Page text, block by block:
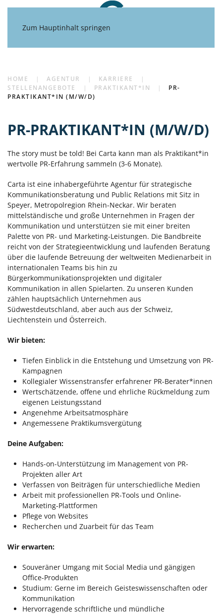
Zum Hauptinhalt springen
HOME AGENTUR
KARRIERE
STELLENANGEBOTE
PRAKTIKANT*IN
PR-
PRAKTIKANT*IN (M/W/D)
PR-PRAKTIKANT*IN (M/W/D)
The story must be told! Bei Carta kann man als Praktikant*in
wertvolle PR-Erfahrung sammeln (3-6 Monate).
Carta ist eine inhabergeführte Agentur für strategische
Kommunikationsberatung und Public Relations mit Sitz in
Speyer, Metropolregion Rhein-Neckar. Wir beraten
mittelständische und große Unternehmen in Fragen der
Kommunikation und unterstützen sie mit einer breiten
Palette von PR- und Marketing-Leistungen. Die Bandbreite
reicht von der Strategieentwicklung und laufenden Beratung
über die laufende Betreuung der weltweiten Medienarbeit in
internationalen Teams bis hin zu
Bürgerkommunikationsprojekten und digitaler
Kommunikation in allen Spielarten. Zu unseren Kunden
zählen hauptsächlich Unternehmen aus
Südwestdeutschland, aber auch aus der Schweiz,
Liechtenstein und Österreich.
Wir bieten:
Tiefen Einblick in die Entstehung und Umsetzung von PR-
Kampagnen
Kollegialer Wissenstransfer erfahrener PR-Berater*innen
Wertschätzende, offene und ehrliche Rückmeldung zum
eigenen Leistungsstand
Angenehme Arbeitsatmosphäre
Angemessene Praktikumsvergütung
Deine Aufgaben:
Hands-on-Unterstützung im Management von PR-
Projekten aller Art
Verfassen von Beiträgen für unterschiedliche Medien
Arbeit mit professionellen PR-Tools und Online-
Marketing-Plattformen
Pflege von Websites
Recherchen und Zuarbeit für das Team
Wir erwarten:
Souveräner Umgang mit Social Media und gängigen
Office-Produkten
Studium: Gerne im Bereich Geisteswissenschaften oder
Kommunikation
Hervorragende schriftliche und mündliche